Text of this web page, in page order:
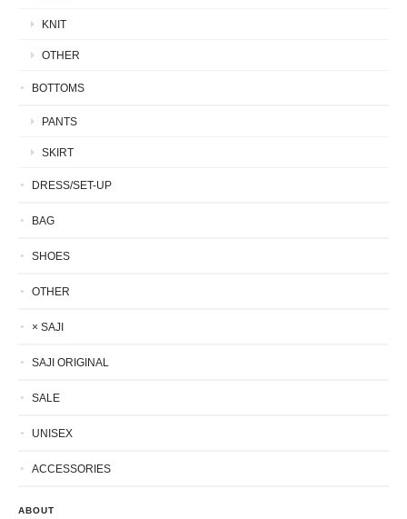
KNIT
OTHER
BOTTOMS
PANTS
SKIRT
DRESS/SET-UP
BAG
SHOES
OTHER
× SAJI
SAJI ORIGINAL
SALE
UNISEX
ACCESSORIES
ABOUT